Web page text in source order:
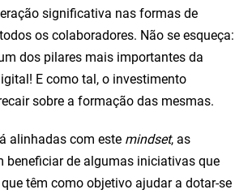
significativa nas formas de
os colaboradores. Não se esqueça:
dos pilares mais importantes da
E como tal, o investimento
sobre a formação das mesmas.
alinhadas com este mindset, as
beneficiar de algumas iniciativas que
têm como objetivo ajudar a dotar-se